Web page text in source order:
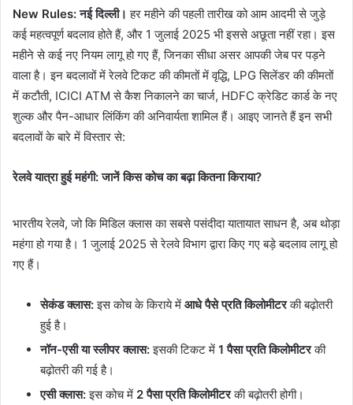
New Rules: नई दिल्ली। हर महीने की पहली तारीख को आम आदमी से जुड़े
कई महत्वपूर्ण बदलाव होते हैं, और 1 जुलाई 2025 भी इससे अछूता नहीं रहा। इस
महीने से कई नए नियम लागू हो गए हैं, जिनका सीधा असर आपकी जेब पर पड़ने
वाला है। इन बदलावों में रेलवे टिकट की कीमतों में वृद्धि, LPG सिलेंडर की कीमतों
में कटौती, ICICI ATM से कैश निकालने का चार्ज, HDFC क्रेडिट कार्ड के नए
शुल्क और पैन-आधार लिंकिंग की अनिवार्यता शामिल हैं। आइए जानते हैं इन सभी
बदलावों के बारे में विस्तार से:
रेलवे यात्रा हुई महंगी: जानें किस कोच का बढ़ा कितना किराया?
भारतीय रेलवे, जो कि मिडिल क्लास का सबसे पसंदीदा यातायात साधन है, अब थोड़ा
महंगा हो गया है। 1 जुलाई 2025 से रेलवे विभाग द्वारा किए गए बड़े बदलाव लागू हो
गए हैं।
सेकंड क्लास:इस कोच के किराये में आधे पैसे प्रति किलोमीटरकी बढ़ोतरी
हुई है।
नॉन-एसी या स्लीपर क्लास:इसकी टिकट में 1 पैसा प्रति किलोमीटरकी
बढ़ोतरी की गई है।
एसी क्लास:इस कोच में 2 पैसा प्रति किलोमीटरकी बढ़ोतरी होगी।